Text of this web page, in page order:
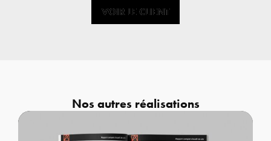
VOIR LE CLIENT
VOIR LE CLIENT
Nos autres réalisations